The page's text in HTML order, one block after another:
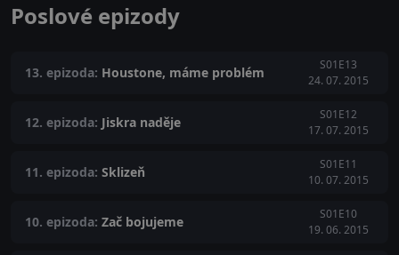
Poslové epizody
13. epizoda: Houstone, máme problém
S01E13
24. 07. 2015
12. epizoda: Jiskra naděje
S01E12
17. 07. 2015
11. epizoda: Sklizeň
S01E11
10. 07. 2015
10. epizoda: Zač bojujeme
S01E10
19. 06. 2015